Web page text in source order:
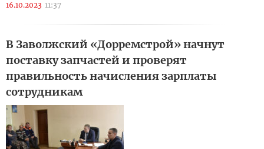
16.10.2023 11:37
В Заволжский «Дорремстрой» начнут
поставку запчастей и проверят
правильность начисления зарплаты
сотрудникам